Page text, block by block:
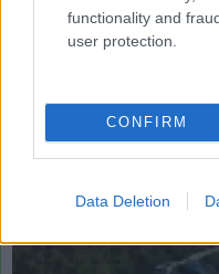
functionality and
user protection.
CONFIRM
Data Deletion
Hajmeresztően sok
Te mihez kezdez a